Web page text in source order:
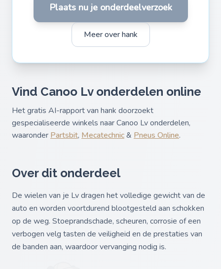
Plaats nu je onderdeelverzoek
Meer over hank
Vind Canoo Lv onderdelen online
Het gratis AI-rapport van hank doorzoekt
gespecialiseerde winkels naar Canoo Lv onderdelen,
waaronder Partsbit, Mecatechnic& Pneus Online.
Over dit onderdeel
De wielen van je Lv dragen het volledige gewicht van de
auto en worden voortdurend blootgesteld aan schokken
op de weg. Stoeprandschade, scheuren, corrosie of een
verbogen velg tasten de veiligheid en de prestaties van
de banden aan, waardoor vervanging nodig is.